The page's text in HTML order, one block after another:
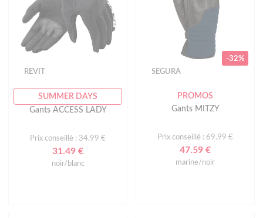
REVIT
SUMMER DAYS
Gants ACCESS LADY
Prix conseillé : 34.99 €
31.49 €
noir/blanc
-32%
SEGURA
PROMOS
Gants MITZY
Prix conseillé : 69.99 €
47.59 €
marine/noir